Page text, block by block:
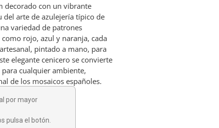
decorado con un vibrante
del arte de azulejería típico de
variedad de patrones
rojo, azul y naranja, cada
pintado a mano, para
elegante cenicero se convierte
cualquier ambiente,
de los mosaicos españoles.
por mayor
pulsa el botón.